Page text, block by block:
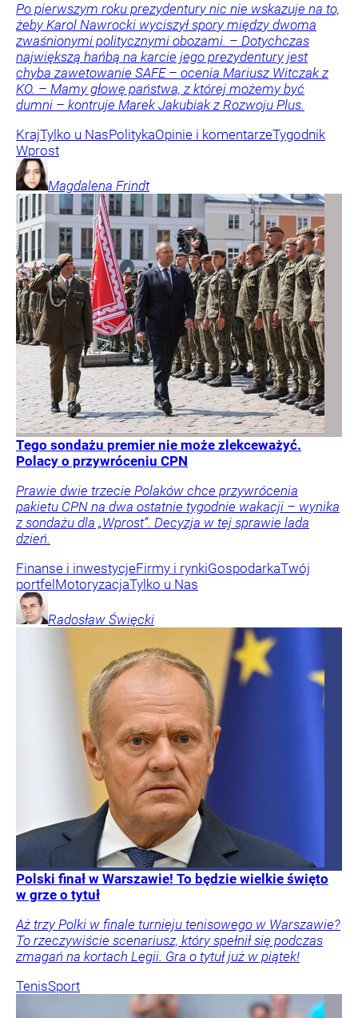
Po pierwszym roku prezydentury nic nie wskazuje na to,
żeby Karol Nawrocki wyciszył spory między dwoma
zwaśnionymi politycznymi obozami. – Dotychczas
największą hańbą na karcie jego prezydentury jest
chyba zawetowanie SAFE – ocenia Mariusz Witczak z
KO. – Mamy głowę państwa, z której możemy być
dumni – kontruje Marek Jakubiak z Rozwoju Plus.
KrajTylko u NasPolitykaOpinie i komentarzeTygodnik
Wprost
Magdalena Frindt
Tego sondażu premier nie może zlekceważyć.
Polacy o przywróceniu CPN
Prawie dwie trzecie Polaków chce przywrócenia
pakietu CPN na dwa ostatnie tygodnie wakacji – wynika
z sondażu dla „Wprost”. Decyzja w tej sprawie lada
dzień.
Finanse i inwestycjeFirmy i rynkiGospodarkaTwój
portfel MotoryzacjaTylko u Nas
Radosław Święcki
Polski finał w Warszawie! To będzie wielkie święto
w grze o tytuł
Aż trzy Polki w finale turnieju tenisowego w Warszawie?
To rzeczywiście scenariusz, który spełnił się podczas
zmagań na kortach Legii. Gra o tytuł już w piątek!
TenisSport